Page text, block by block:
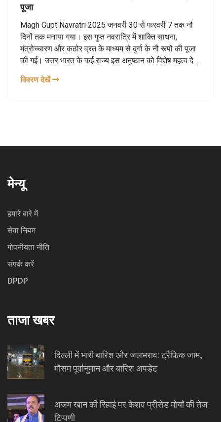
पूजा
Magh Gupt Navratri 2025 जनवरी 30 से फरवरी 7 तक नौ
दिनों तक मनाया गया। इस गुप्त नवरात्रि में शाक्ति साधना,
मंत्रोच्चारण और कठोर व्रत के माध्यम से दुर्गा के नौ रूपों की पूजा
की गई। उत्तर भारत के कई राज्य इस अनुष्ठान को विशेष महत्व देते
विवरण देखें
मेन्यू
हमारे बारे में
सेवा नियम
गोपनीयता नीति
संपर्क करें
DPDP
ताजा खबर
दिल्ली में भारी बारिश और जलभराव: ट्रैफिक जाम,
मौसम पूर्वानुमान और बारिश अपडेट
अजम खान की रिहाई पर केशव प्रीसेड मोर्यां की तेज
टिप्पणी